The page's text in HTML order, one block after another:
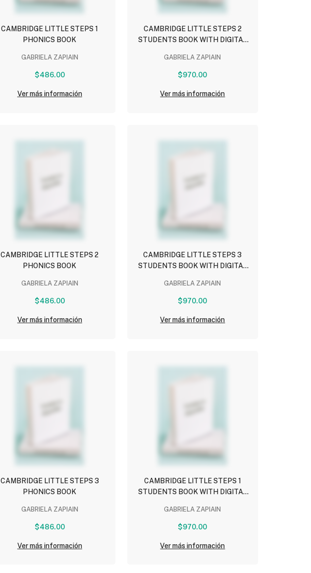
CAMBRIDGE LITTLE STEPS 1
PHONICS BOOK
GABRIELA ZAPIAIN
$486.00
Ver más información
CAMBRIDGE LITTLE STEPS 2
STUDENTS BOOK WITH DIGITAL
GABRIELA ZAPIAIN
$970.00
Ver más información
CAMBRIDGE LITTLE STEPS 2
PHONICS BOOK
GABRIELA ZAPIAIN
$486.00
Ver más información
CAMBRIDGE LITTLE STEPS 3
STUDENTS BOOK WITH DIGITAL
GABRIELA ZAPIAIN
$970.00
Ver más información
CAMBRIDGE LITTLE STEPS 3
PHONICS BOOK
GABRIELA ZAPIAIN
$486.00
Ver más información
CAMBRIDGE LITTLE STEPS 1
STUDENTS BOOK WITH DIGITAL
GABRIELA ZAPIAIN
$970.00
Ver más información